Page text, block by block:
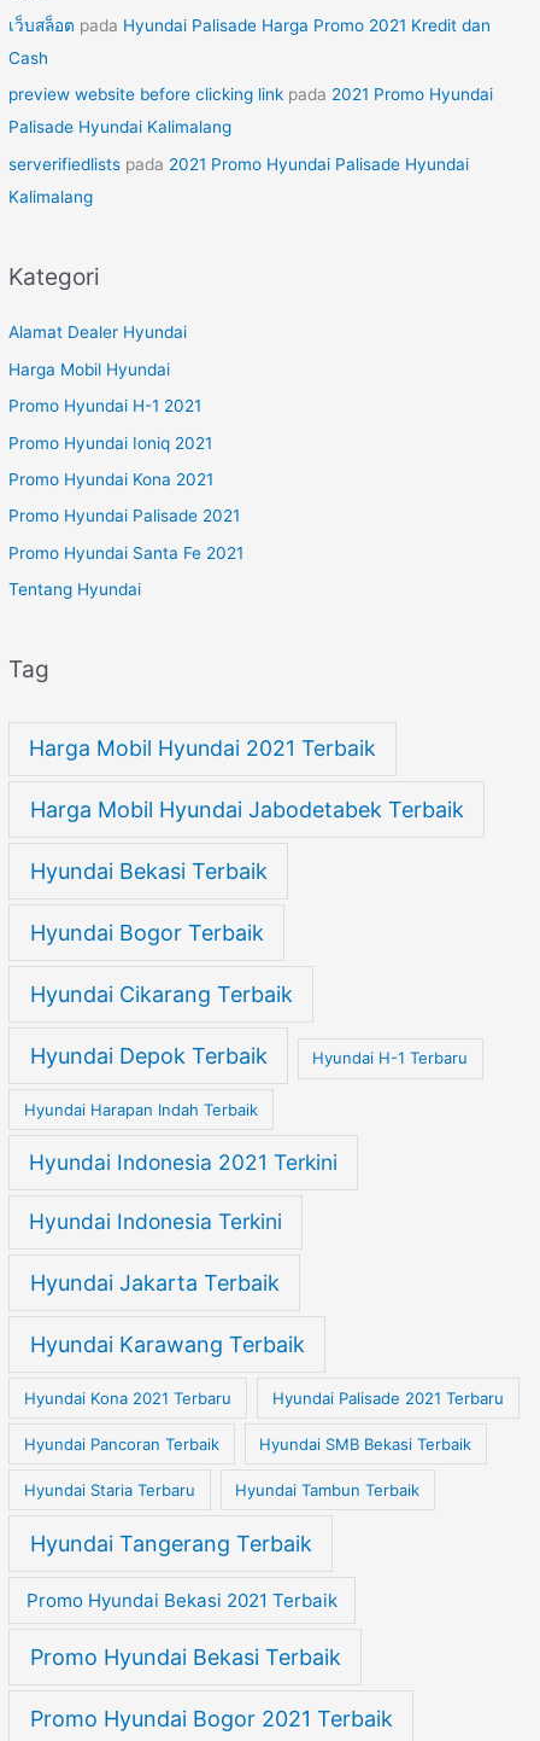
เว็บสล็อต pada Hyundai Palisade Harga Promo 2021 Kredit dan
Cash
preview website before clicking link pada 2021 Promo Hyundai
Palisade Hyundai Kalimalang
serverifiedlists pada 2021 Promo Hyundai Palisade Hyundai
Kalimalang
Kategori
Alamat Dealer Hyundai
Harga Mobil Hyundai
Promo Hyundai H-1 2021
Promo Hyundai Ioniq 2021
Promo Hyundai Kona 2021
Promo Hyundai Palisade 2021
Promo Hyundai Santa Fe 2021
Tentang Hyundai
Tag
Harga Mobil Hyundai 2021 Terbaik
Harga Mobil Hyundai Jabodetabek Terbaik
Hyundai Bekasi Terbaik
Hyundai Bogor Terbaik
Hyundai Cikarang Terbaik
Hyundai Depok Terbaik Hyundai H-1 Terbaru
Hyundai Harapan Indah Terbaik
Hyundai Indonesia 2021 Terkini
Hyundai Indonesia Terkini
Hyundai Jakarta Terbaik
Hyundai Karawang Terbaik
Hyundai Kona 2021 Terbaru Hyundai Palisade 2021 Terbaru
Hyundai Pancoran Terbaik Hyundai SMB Bekasi Terbaik
Hyundai Staria Terbaru Hyundai Tambun Terbaik
Hyundai Tangerang Terbaik
Promo Hyundai Bekasi 2021 Terbaik
Promo Hyundai Bekasi Terbaik
Promo Hyundai Bogor 2021 Terbaik